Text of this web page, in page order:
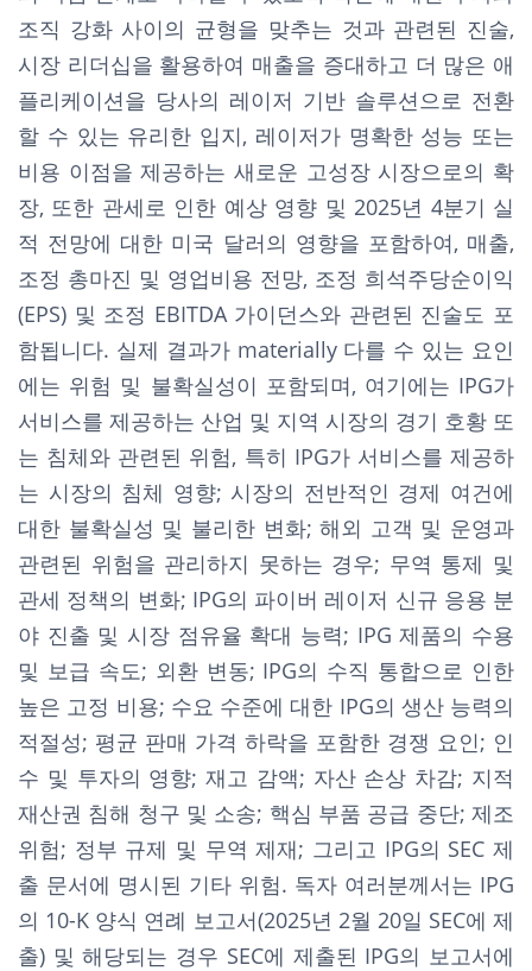
조직 강화 사이의 균형을 맞추는 것과 관련된 진술,
시장 리더십을 활용하여 매출을 증대하고 더 많은 애
플리케이션을 당사의 레이저 기반 솔루션으로 전환
할 수 있는 유리한 입지, 레이저가 명확한 성능 또는
비용 이점을 제공하는 새로운 고성장 시장으로의 확
장, 또한 관세로 인한 예상 영향 및 2025년 4분기 실
적 전망에 대한 미국 달러의 영향을 포함하여, 매출,
조정 총마진 및 영업비용 전망, 조정 희석주당순이익
(EPS) 및 조정 EBITDA 가이던스와 관련된 진술도 포
함됩니다. 실제 결과가 materially 다를 수 있는 요인
에는 위험 및 불확실성이 포함되며, 여기에는 IPG가
서비스를 제공하는 산업 및 지역 시장의 경기 호황 또
는 침체와 관련된 위험, 특히 IPG가 서비스를 제공하
는 시장의 침체 영향; 시장의 전반적인 경제 여건에
대한 불확실성 및 불리한 변화; 해외 고객 및 운영과
관련된 위험을 관리하지 못하는 경우; 무역 통제 및
관세 정책의 변화; IPG의 파이버 레이저 신규 응용 분
야 진출 및 시장 점유율 확대 능력; IPG 제품의 수용
및 보급 속도; 외환 변동; IPG의 수직 통합으로 인한
높은 고정 비용; 수요 수준에 대한 IPG의 생산 능력의
적절성; 평균 판매 가격 하락을 포함한 경쟁 요인; 인
수 및 투자의 영향; 재고 감액; 자산 손상 차감; 지적
재산권 침해 청구 및 소송; 핵심 부품 공급 중단; 제조
위험; 정부 규제 및 무역 제재; 그리고 IPG의 SEC 제
출 문서에 명시된 기타 위험. 독자 여러분께서는 IPG
의 10-K 양식 연례 보고서(2025년 2월 20일 SEC에 제
출) 및 해당되는 경우 SEC에 제출된 IPG의 보고서에